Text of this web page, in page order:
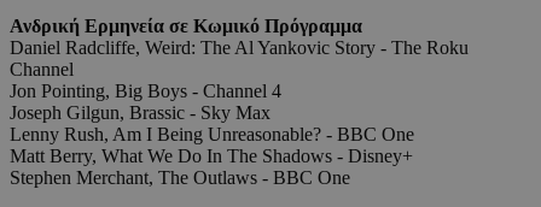
Ανδρική Ερμηνεία σε Κωμικό Πρόγραμμα
Daniel Radcliffe, Weird: The Al Yankovic Story - The Roku
Channel
Jon Pointing, Big Boys - Channel 4
Joseph Gilgun, Brassic - Sky Max
Lenny Rush, Am I Being Unreasonable? - BBC One
Matt Berry, What We Do In The Shadows - Disney+
Stephen Merchant, The Outlaws - BBC One